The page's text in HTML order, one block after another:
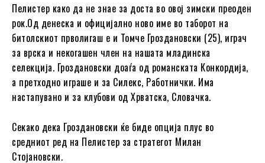
Пелистер како да не знае за доста во овој зимски преоден
рок.Од денеска и официјално ново име во таборот на
битолскиот прволигаш е и Томче Гроздановски (25), играч
за врска и некогашен член на нашата младинска
селекција. Гроздановски доаѓа од романската Конкордија,
а претходно играше и за Силекс, Работнички. Има
настапувано и за клубови од Хрватска, Словачка.
Секако дека Гроздановски ќе биде опција плус во
средниот ред на Пелистер за стратегот Милан
Стојановски.